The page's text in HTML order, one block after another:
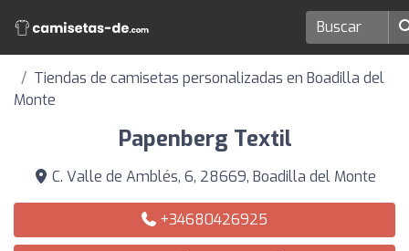
Tiendas de camisetas personalizadas en Boadilla del
Monte
Papenberg Textil
C. Valle de Amblés, 6, 28669, Boadilla del Monte
+34680426925